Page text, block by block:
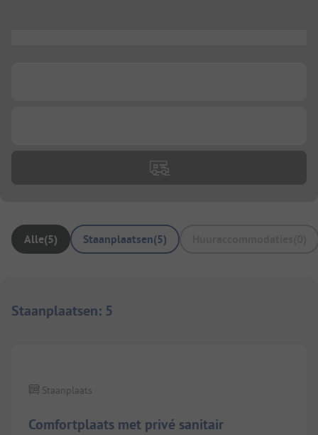
Alle(5) Staanplaatsen(5)
Staanplaatsen: 5
Comfortplaats met privé sanitair
Staanplaats